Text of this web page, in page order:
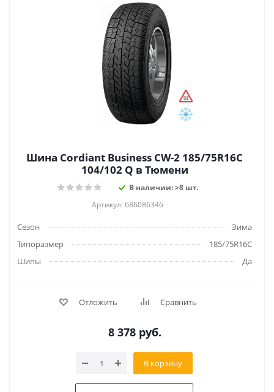
Шина Cordiant Business CW-2 185/75R16C
104/102 Q в Тюмени
В наличии: >8 шт.
Артикул: 686086346
Сезон
Зима
Типоразмер
185/75R16C
Шипы
Да
Отложить Сравнить
8 378 руб.
В корзину